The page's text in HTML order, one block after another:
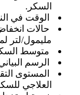
السكر.
الوقت في
مليمول/لتر لمدة
متوسط
الرسم
العلاجي